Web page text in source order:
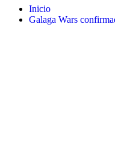
Inicio
Galaga Wars